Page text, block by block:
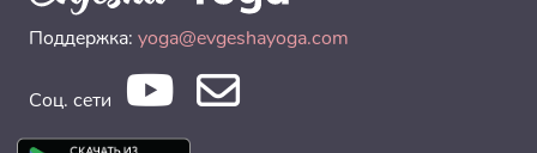
Поддержка: yoga@evgeshayoga.com
Соц. сети